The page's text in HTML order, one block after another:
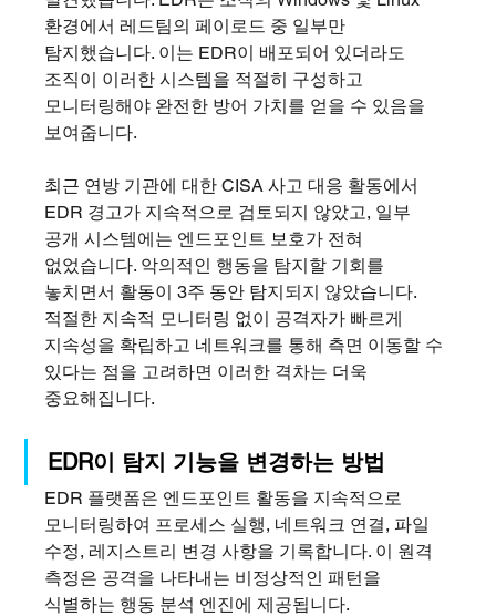
환경에서 레드팀의 페이로드 중 일부만
탐지했습니다. 이는 EDR이 배포되어 있더라도
조직이 이러한 시스템을 적절히 구성하고
모니터링해야 완전한 방어 가치를 얻을 수 있음을
보여줍니다.
최근 연방 기관에 대한 CISA 사고 대응 활동에서
EDR 경고가 지속적으로 검토되지 않았고, 일부
공개 시스템에는 엔드포인트 보호가 전혀
없었습니다. 악의적인 행동을 탐지할 기회를
놓치면서 활동이 3주 동안 탐지되지 않았습니다.
적절한 지속적 모니터링 없이 공격자가 빠르게
지속성을 확립하고 네트워크를 통해 측면 이동할 수
있다는 점을 고려하면 이러한 격차는 더욱
중요해집니다.
EDR이 탐지 기능을 변경하는 방법
EDR 플랫폼은 엔드포인트 활동을 지속적으로
모니터링하여 프로세스 실행, 네트워크 연결, 파일
수정, 레지스트리 변경 사항을 기록합니다. 이 원격
측정은 공격을 나타내는 비정상적인 패턴을
식별하는 행동 분석 엔진에 제공됩니다.